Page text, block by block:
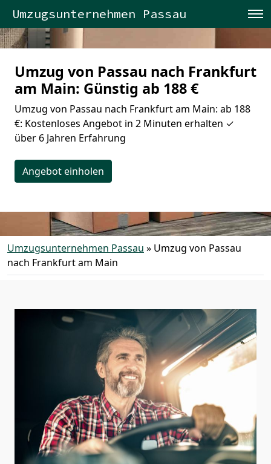
Umzugsunternehmen Passau
Umzug von Passau nach Frankfurt
am Main: Günstig ab 188 €
Umzug von Passau nach Frankfurt am Main: ab 188
€: Kostenloses Angebot in 2 Minuten erhalten ✓
über 6 Jahren Erfahrung
Angebot einholen
Umzugsunternehmen Passau » Umzug von Passau
nach Frankfurt am Main